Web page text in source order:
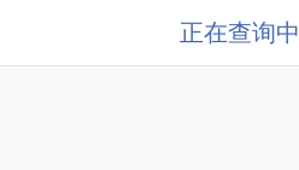
正在查询中